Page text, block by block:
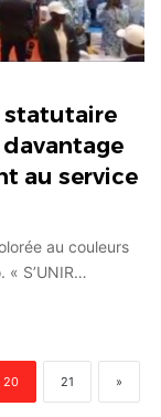
statutaire
davantage
au service
au couleurs
« S’UNIR…
20 21 »